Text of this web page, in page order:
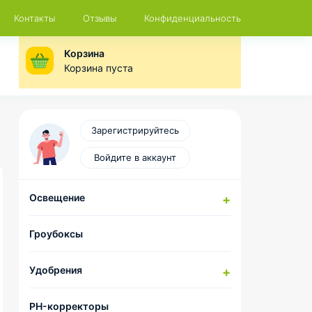
Контакты Отзывы Конфиденциальность
Корзина
Корзина пуста
Зарегистрируйтесь
Войдите в аккаунт
Освещение
Компоненты для сборки
LED-лампы
Гроубоксы
Удобрения
PH-корректоры